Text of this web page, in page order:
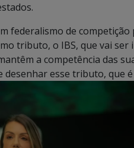
federalismo de
tributo, o IBS, que vai
a competência das
esse tributo, que